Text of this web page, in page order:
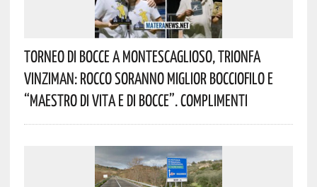
Torneo Di Bocce A Montescaglioso, Trionfa
Vinziman: Rocco Soranno Miglior Bocciofilo E
“Maestro Di Vita E Di Bocce”. Complimenti